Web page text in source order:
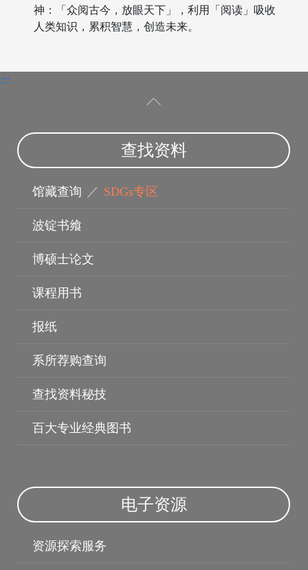
指导教授
神：「众阅古今，放眼天下」，利用「阅读」吸收
人类知识，累积智慧，创造未来。
:::
查找资料
馆藏查询 ／ SDGs专区
波锭书飨
博硕士论文
课程用书
报纸
系所荐购查询
查找资料秘技
百大专业经典图书
电子资源
资源探索服务